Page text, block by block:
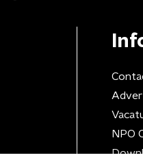
NPO